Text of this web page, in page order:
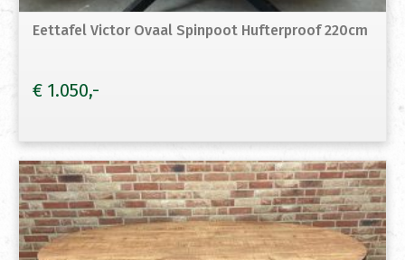
Eettafel Victor Ovaal Spinpoot Hufterproof 220cm
€ 1.050